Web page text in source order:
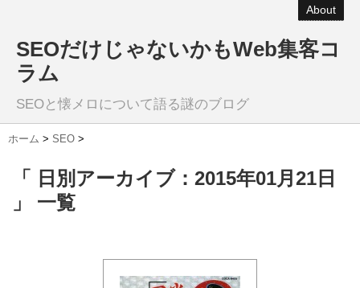
About
SEOだけじゃないかもWeb集客コ
ラム
SEOと懐メロについて語る謎のブログ
ホーム > SEO >
「 日別アーカイブ：2015年01月21日
」 一覧